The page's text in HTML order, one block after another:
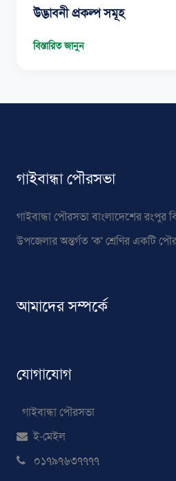
উদ্ভাবনী প্রকল্প সমূহ
বিস্তারিত জানুন
গাইবান্ধা পৌরসভা
গাইবান্ধা পৌরসভা বাংলাদেশের রংপুর
উপজেলার অন্তর্গত 'ক' শ্রেণির একটি
আমাদের সম্পর্কে
যোগাযোগ
গাইবান্ধা পৌরসভা
ই-মেইল
০১৭৯৭৬৩৭৭৭৭